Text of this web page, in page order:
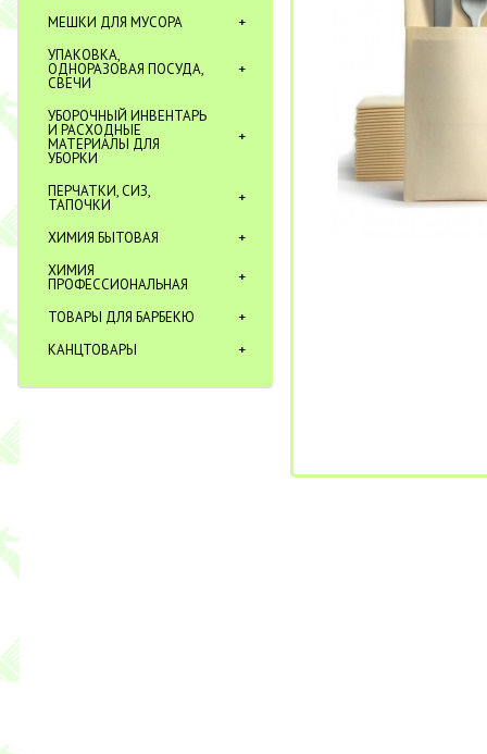
МЕШКИ ДЛЯ МУСОРА
УПАКОВКА,
ОДНОРАЗОВАЯ ПОСУДА,
СВЕЧИ
УБОРОЧНЫЙ ИНВЕНТАРЬ
И РАСХОДНЫЕ
МАТЕРИАЛЫ ДЛЯ
УБОРКИ
ПЕРЧАТКИ, СИЗ,
ТАПОЧКИ
ХИМИЯ БЫТОВАЯ
ХИМИЯ
ПРОФЕССИОНАЛЬНАЯ
ТОВАРЫ ДЛЯ БАРБЕКЮ
КАНЦТОВАРЫ